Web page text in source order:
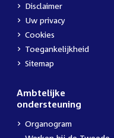
Disclaimer
Uw privacy
Cookies
Toegankelijkheid
Sitemap
Ambtelijke
ondersteuning
Organogram